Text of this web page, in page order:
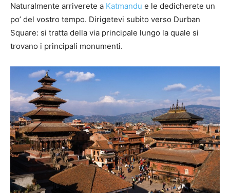
Naturalmente arriverete a Katmandu e le dedicherete un
po’ del vostro tempo. Dirigetevi subito verso Durban
Square: si tratta della via principale lungo la quale si
trovano i principali monumenti.